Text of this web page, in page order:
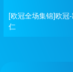
[欧冠全场集锦]欧冠
仁